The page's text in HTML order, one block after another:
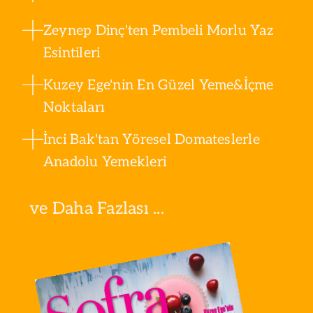
Zeynep Dinç'ten Pembeli Morlu Yaz
Esintileri
Kuzey Ege'nin En Güzel Yeme&İçme
Noktaları
İnci Bak'tan Yöresel Domateslerle
Anadolu Yemekleri
ve Daha Fazlası ...